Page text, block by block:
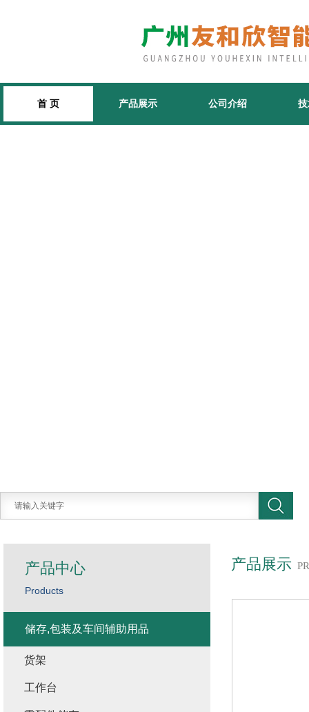
首 页 产品展示 公司介绍
产品展示
产品中心
Products
储存,包装及车间辅助用品
货架
工作台